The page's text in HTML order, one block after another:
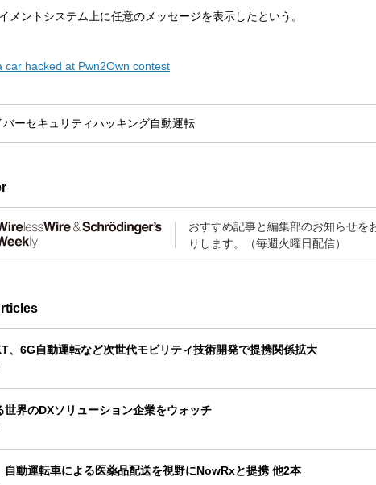
メントシステム上に任意のメッセージを表示したという。
car hacked at Pwn2Own contest
バーセキュリティハッキング自動運転
おすすめ記事と編集部のお知らせを
りします。（毎週火曜日配信）
、6G自動運転など次世代モビリティ技術開発で提携関係拡大
世界のDXソリューション企業をウォッチ
自動運転車による医薬品配送を視野にNowRxと提携 他2本